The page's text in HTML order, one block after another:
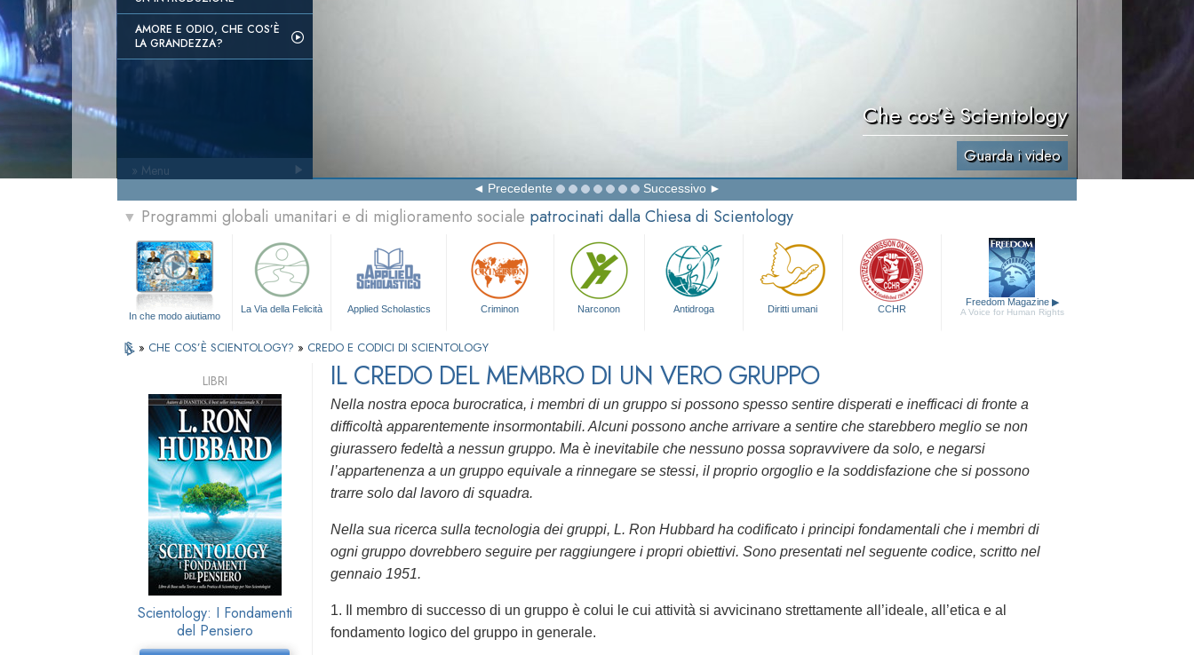
AMORE E ODIO, CHE COS’È
LA GRANDEZZA?
Che cos’è Scientology
Guarda i video
Precedente Successivo
» Menu
▼ Programmi globali umanitari e di miglioramento sociale patrocinati dalla Chiesa di Scientology
In che modo aiutiamo
La Via della Felicità Applied Scholastics Criminon Narconon Antidroga Diritti umani CCHR
Freedom Magazine ▶
A Voice for Human Rights
» CHE COS’È SCIENTOLOGY? » CREDO E CODICI DI SCIENTOLOGY
IL CREDO DEL MEMBRO DI UN VERO GRUPPO
Nella nostra epoca burocratica, i membri di un gruppo si possono spesso sentire disperati e inefficaci di fronte a
difficoltà apparentemente insormontabili. Alcuni possono anche arrivare a sentire che starebbero meglio se non
giurassero fedeltà a nessun gruppo. Ma è inevitabile che nessuno possa sopravvivere da solo, e negarsi
l’appartenenza a un gruppo equivale a rinnegare se stessi, il proprio orgoglio e la soddisfazione che si possono
trarre solo dal lavoro di squadra.
Nella sua ricerca sulla tecnologia dei gruppi, L. Ron Hubbard ha codificato i principi fondamentali che i membri di
ogni gruppo dovrebbero seguire per raggiungere i propri obiettivi. Sono presentati nel seguente codice, scritto nel
gennaio 1951.
1. Il membro di successo di un gruppo è colui le cui attività si avvicinano strettamente all’ideale, all’etica e al
fondamento logico del gruppo in generale.
LIBRI
Scientology: I Fondamenti
del Pensiero